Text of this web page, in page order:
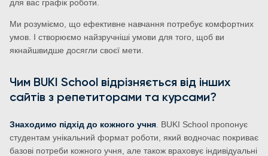
для вас графік роботи.
Ми розуміємо, що ефективне навчання потребує комфортних
умов. І створюємо найзручніші умови для того, щоб ви
якнайшвидше досягли своєї мети.
Чим BUKI School відрізняється від інших
сайтів з репетиторами та курсами?
Знаходимо підхід до кожного учня . BUKI School пропонує
студентам унікальний формат роботи, який водночас покриває
базові потреби кожного учня, але також враховує індивідуальні